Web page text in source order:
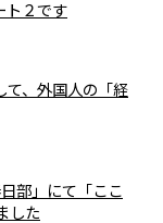
ト２です
て、外国人の「経
部」にて「ここ
した